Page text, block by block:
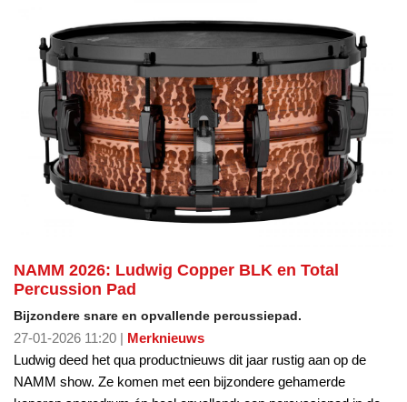
NAMM 2026: Ludwig Copper BLK en Total
Percussion Pad
Bijzondere snare en opvallende percussiepad.
27-01-2026 11:20 | Merknieuws
Ludwig deed het qua productnieuws dit jaar rustig aan op de
NAMM show. Ze komen met een bijzondere gehamerde